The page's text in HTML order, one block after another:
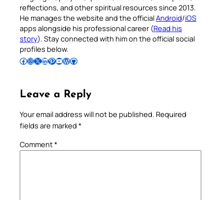
reflections, and other spiritual resources since 2013.
He manages the website and the officialAndroid/iOS
apps alongside his professional career (Read his
story). Stay connected with him on the official social
profiles below.
Follow Pradeep on Facebook Follow Pradeep on InstagramFollow Pradeep on X Follow Pradeep on LinkedIn Follow Pradeep on Pinterest Subscribe to Pradeep’s Youtube Channel Follow Pradeep on WordPress Follow Pradeep on GitHub
Leave a Reply
Your email address will not be published. Required
fields are marked *
Comment*